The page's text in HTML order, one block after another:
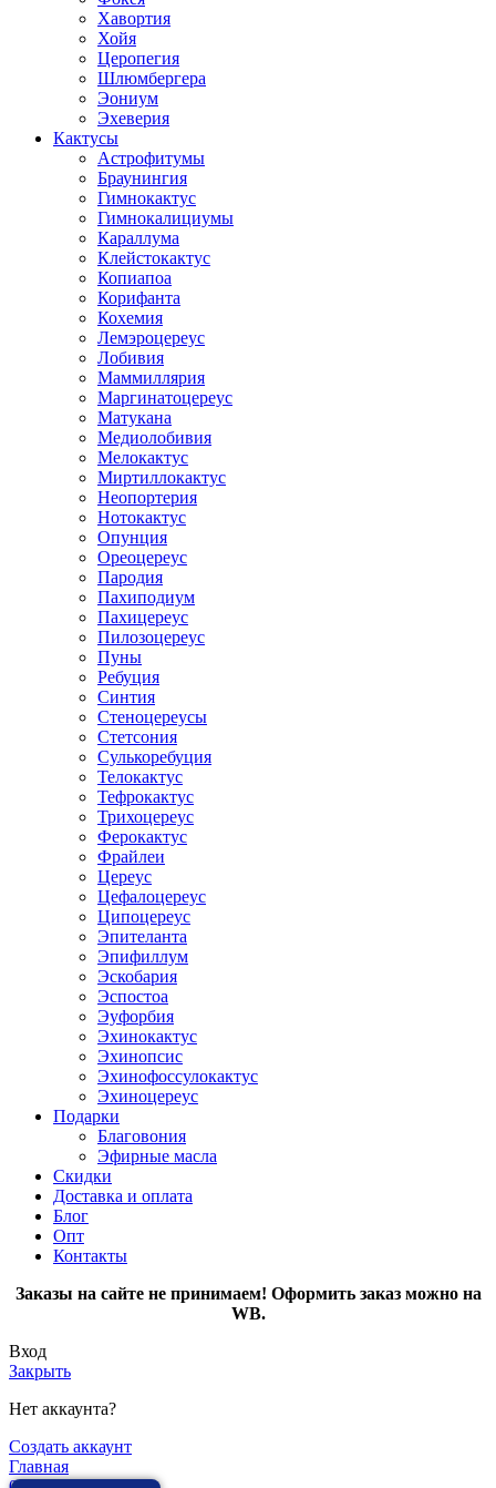
Хавортия
Хойя
Церопегия
Шлюмбергера
Эониум
Эхеверия
Кактусы
Астрофитумы
Браунингия
Гимнокактус
Гимнокалициумы
Караллума
Клейстокактус
Копиапоа
Корифанта
Кохемия
Лемэроцереус
Лобивия
Маммиллярия
Маргинатоцереус
Матукана
Медиолобивия
Мелокактус
Миртиллокактус
Неопортерия
Нотокактус
Опунция
Ореоцереус
Пародия
Пахиподиум
Пахицереус
Пилозоцереус
Пуны
Ребуция
Синтия
Стеноцереусы
Стетсония
Сулькоребуция
Телокактус
Тефрокактус
Трихоцереус
Ферокактус
Фрайлеи
Цереус
Цефалоцереус
Ципоцереус
Эпителанта
Эпифиллум
Эскобария
Эспостоа
Эуфорбия
Эхинокактус
Эхинопсис
Эхинофоссулокактус
Эхиноцереус
Подарки
Благовония
Эфирные масла
Скидки
Доставка и оплата
Блог
Опт
Контакты
Заказы на сайте не принимаем! Оформить заказ можно на
WB.
Вход
Закрыть
Нет аккаунта?
Создать аккаунт
Главная